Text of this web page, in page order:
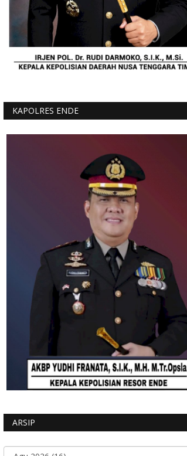
KAPOLRES ENDE
ARSIP